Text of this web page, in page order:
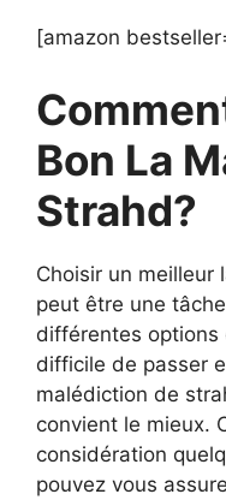
[amazon
Bon La
Strahd?
Choisir un meilleur
peut être une
différentes options
difficile de passer
malédiction de
convient le mieux.
considération
pouvez vous